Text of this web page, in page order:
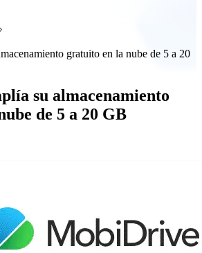
gratuito en la nube de 5 a 20
su almacenamiento
de 5 a 20 GB